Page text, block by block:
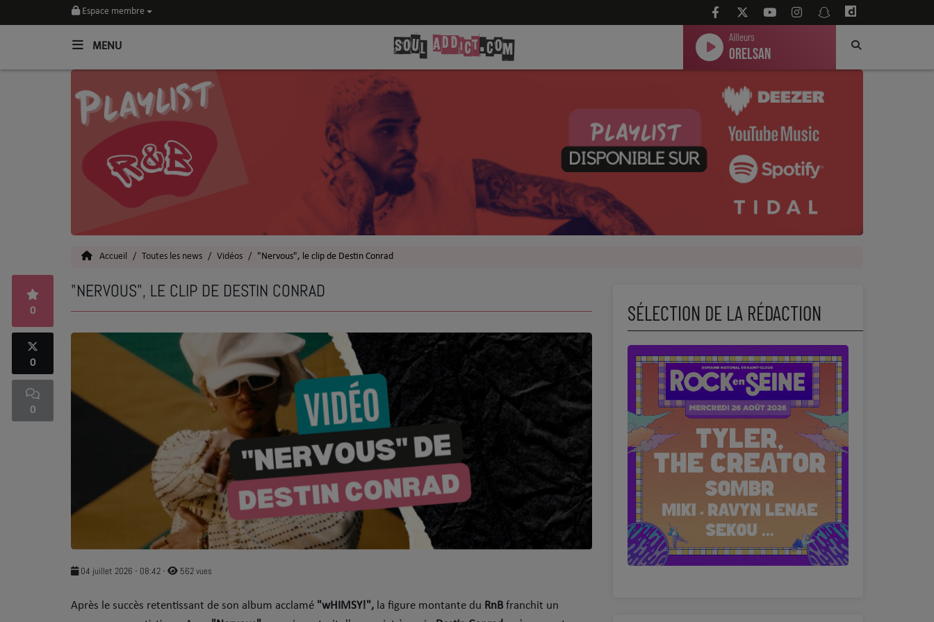
Espace membre
MENU
Ailleurs
Orelsan
Toutes les News
SOUL CULTURE
Talents
Top 5
SOUL ADDICT PLAY
Flash News
5 bonnes raisons
Dans ton Téléphone
URBAN CULTURE
Accueil Toutes les news Vidéos "Nervous", le clip de Destin Conrad
"NERVOUS", LE CLIP DE DESTIN CONRAD
0
0
0
04 juillet 2026 - 08:42- 562 vues
​Après le succès retentissant de son album acclamé "wHIMSY!", la figure montante du RnB franchit un
SÉLECTION DE LA RÉDACTION